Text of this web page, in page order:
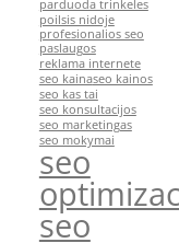
parduoda trinkeles
poilsis nidoje
profesionalios seo
paslaugos
reklama internete
seo kainaseo kainos
seo kas tai
seo konsultacijos
seo marketingas
seo mokymai
seo
seo